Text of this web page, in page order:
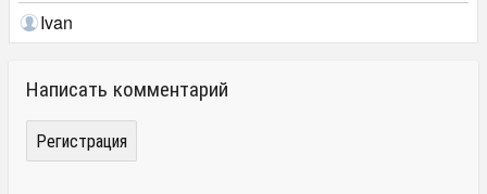
Ivan
Написать комментарий
Регистрация